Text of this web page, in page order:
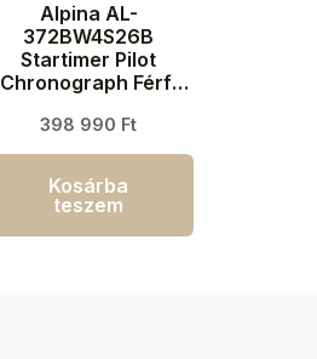
Alpina AL-
372BW4S26B
Startimer Pilot
Chronograph Férfi
398 990 Ft
Kosárba
teszem